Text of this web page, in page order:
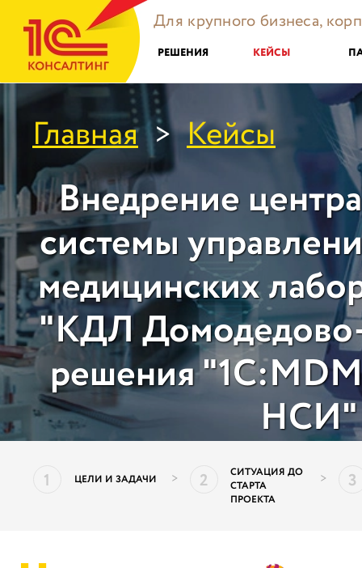
Для крупного бизнеса,
РЕШЕНИЯ КЕЙСЫ
Главная > Кейсы
Внедрение
системы
медицинских
"КДЛ Домодедово-
решения
НСИ"
1 ЦЕЛИ И ЗАДАЧИ > 2
СИТУАЦИЯ ДО
СТАРТА
ПРОЕКТА
> 3